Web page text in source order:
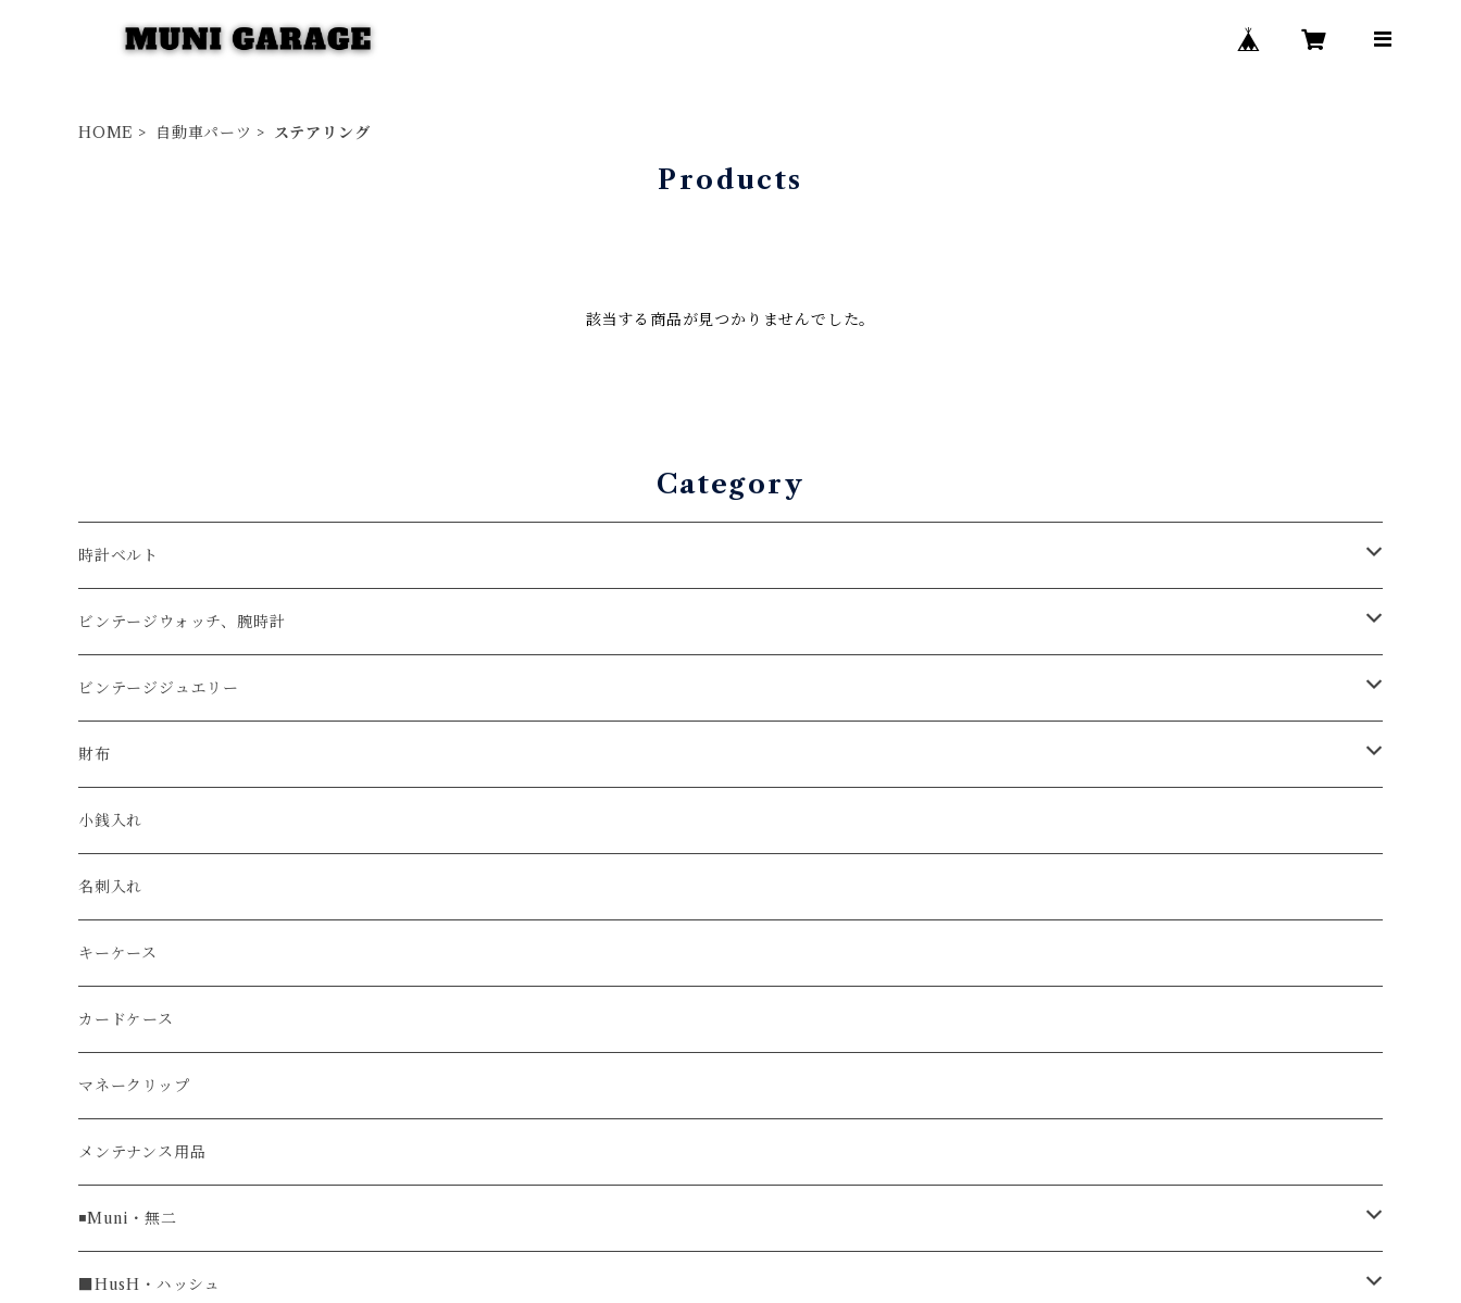
HOME 自動車パーツ ステアリング
Products
該当する商品が見つかりませんでした。
Category
時計ベルト
アップルウォッチベルト
コードバン
クロコダイル
エコレザー
エレファント
アリゲーター
リザード
ガルーシャ（エイ）
牛革
ラグ幅16mm
ラグ幅18mm
ビンテージウォッチ、腕時計
オメガ / OMEGA
ユリスナルダン / ULYSSE NARDIN
セイコー / SEIKO
ルミノックス / LUMINOX
エルメス / HERMES
ビンテージジュエリー
カルティエ / Cartier
財布
コンパクト
長財布
小銭入れ
名刺入れ
キーケース
カードケース
マネークリップ
メンテナンス用品
◾️Muni・無二
長財布
■HusH・ハッシュ